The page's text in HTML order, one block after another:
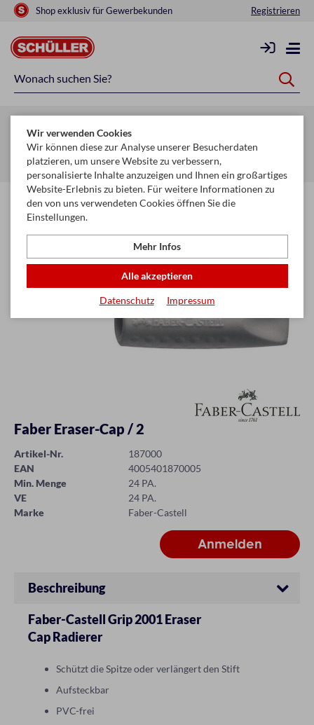
Shop exklusiv für Gewerbekunden Registrieren
Startseite Schule & Büro
Schreiben, Zeichnen & Korrigieren
Radiergummi
Faber Eraser-Cap / 2
Artikel-Nr.
187000
EAN
4005401870005
Min. Menge
24 PA.
VE
24 PA.
Marke
Faber-Castell
Beschreibung
Faber-Castell Grip 2001 Eraser
Cap Radierer
Schützt die Spitze oder verlängert den Stift
Aufsteckbar
PVC-frei
Wir verwenden Cookies
Wir können diese zur Analyse unserer Besucherdaten
platzieren, um unsere Website zu verbessern,
personalisierte Inhalte anzuzeigen und Ihnen ein großartiges
Website-Erlebnis zu bieten. Für weitere Informationen zu
den von uns verwendeten Cookies öffnen Sie die
Einstellungen.
Mehr Infos
Alle akzeptieren
Datenschutz Impressum